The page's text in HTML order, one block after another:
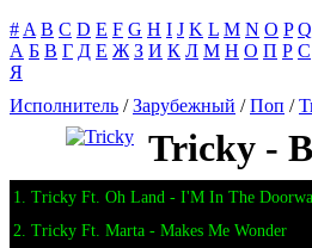
# A B C D E F G H I J K L M N O P Q
А Б В Г Д Е Ж З И К Л М Н О П Р С
Я
Исполнитель /Зарубежный /Поп /
Tricky -
1. Tricky Ft. Oh Land - I'M In The
2. Tricky Ft. Marta - Makes Me Wonder